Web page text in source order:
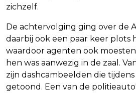
zichzelf.
De achtervolging ging over de
daarbij ook een paar keer plots
waardoor agenten ook
hen was aanwezig in de zaal.
zijn dashcambeelden die
getoond. Een van de